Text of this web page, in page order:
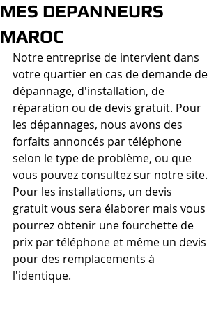
MES DEPANNEURS
MAROC
Notre entreprise de intervient dans
votre quartier en cas de demande de
dépannage, d'installation, de
réparation ou de devis gratuit. Pour
les dépannages, nous avons des
forfaits annoncés par téléphone
selon le type de problème, ou que
vous pouvez consultez sur notre site.
Pour les installations, un devis
gratuit vous sera élaborer mais vous
pourrez obtenir une fourchette de
prix par téléphone et même un devis
pour des remplacements à
l'identique.